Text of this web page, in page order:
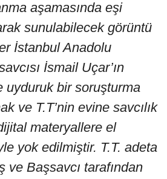
aşamasında eşi
sunulabilecek görüntü
İstanbul Anadolu
İsmail Uçar’ın
uyduruk bir soruşturma
ve T.T’nin evine savcılık
materyallere el
yok edilmiştir. T.T. adeta
ve Başsavcı tarafından